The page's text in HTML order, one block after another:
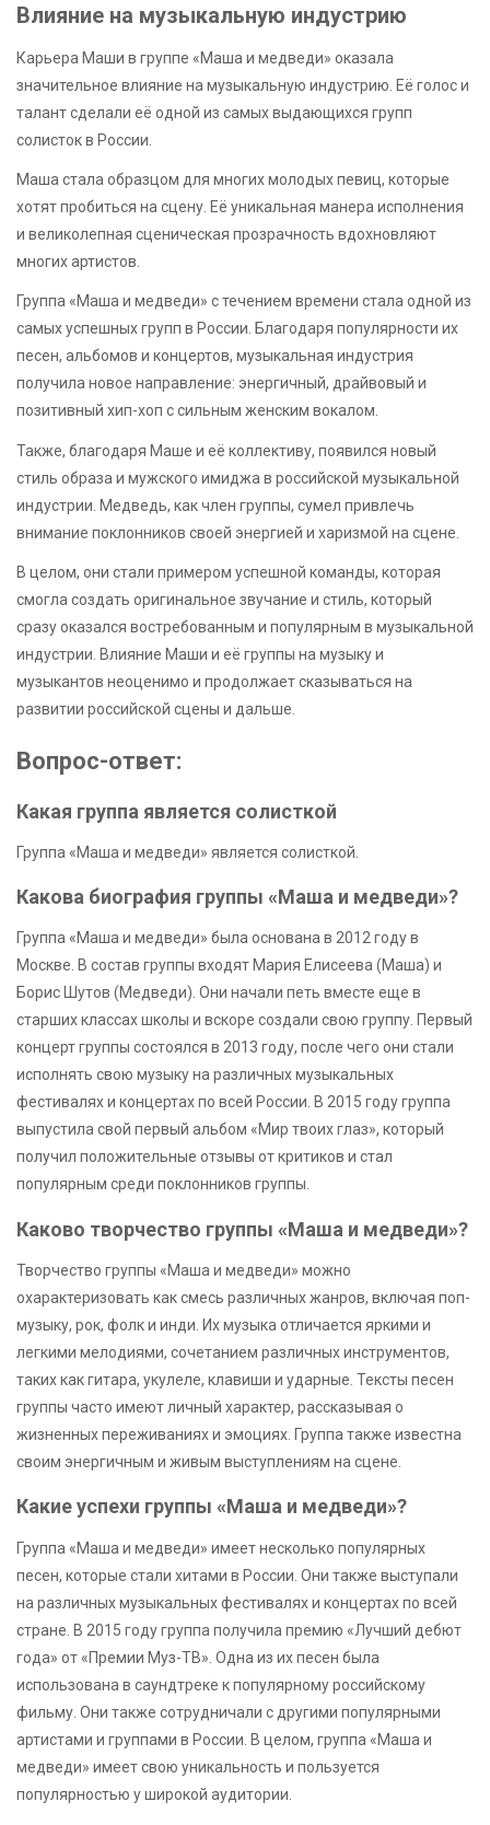
Влияние на музыкальную индустрию
Карьера Маши в группе «Маша и медведи» оказала
значительное влияние на музыкальную индустрию. Её голос и
талант сделали её одной из самых выдающихся групп
солисток в России.
Маша стала образцом для многих молодых певиц, которые
хотят пробиться на сцену. Её уникальная манера исполнения
и великолепная сценическая прозрачность вдохновляют
многих артистов.
Группа «Маша и медведи» с течением времени стала одной из
самых успешных групп в России. Благодаря популярности их
песен, альбомов и концертов, музыкальная индустрия
получила новое направление: энергичный, драйвовый и
позитивный хип-хоп с сильным женским вокалом.
Также, благодаря Маше и её коллективу, появился новый
стиль образа и мужского имиджа в российской музыкальной
индустрии. Медведь, как член группы, сумел привлечь
внимание поклонников своей энергией и харизмой на сцене.
В целом, они стали примером успешной команды, которая
смогла создать оригинальное звучание и стиль, который
сразу оказался востребованным и популярным в музыкальной
индустрии. Влияние Маши и её группы на музыку и
музыкантов неоценимо и продолжает сказываться на
развитии российской сцены и дальше.
Вопрос-ответ:
Какая группа является солисткой
Группа «Маша и медведи» является солисткой.
Какова биография группы «Маша и медведи»?
Группа «Маша и медведи» была основана в 2012 году в
Москве. В состав группы входят Мария Елисеева (Маша) и
Борис Шутов (Медведи). Они начали петь вместе еще в
старших классах школы и вскоре создали свою группу. Первый
концерт группы состоялся в 2013 году, после чего они стали
исполнять свою музыку на различных музыкальных
фестивалях и концертах по всей России. В 2015 году группа
выпустила свой первый альбом «Мир твоих глаз», который
получил положительные отзывы от критиков и стал
популярным среди поклонников группы.
Каково творчество группы «Маша и медведи»?
Творчество группы «Маша и медведи» можно
охарактеризовать как смесь различных жанров, включая поп-
музыку, рок, фолк и инди. Их музыка отличается яркими и
легкими мелодиями, сочетанием различных инструментов,
таких как гитара, укулеле, клавиши и ударные. Тексты песен
группы часто имеют личный характер, рассказывая о
жизненных переживаниях и эмоциях. Группа также известна
своим энергичным и живым выступлениям на сцене.
Какие успехи группы «Маша и медведи»?
Группа «Маша и медведи» имеет несколько популярных
песен, которые стали хитами в России. Они также выступали
на различных музыкальных фестивалях и концертах по всей
стране. В 2015 году группа получила премию «Лучший дебют
года» от «Премии Муз-ТВ». Одна из их песен была
использована в саундтреке к популярному российскому
фильму. Они также сотрудничали с другими популярными
артистами и группами в России. В целом, группа «Маша и
медведи» имеет свою уникальность и пользуется
популярностью у широкой аудитории.